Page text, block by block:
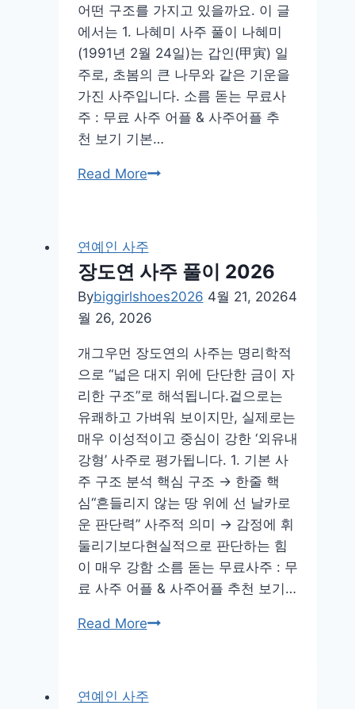
어떤 구조를 가지고 있을까요. 이 글
에서는 1. 나혜미 사주 풀이 나혜미
(1991년 2월 24일)는 갑인(甲寅) 일
주로, 초봄의 큰 나무와 같은 기운을
가진 사주입니다. 소름 돋는 무료사
주 : 무료 사주 어플 & 사주어플 추
천 보기 기본…
Read More나
사
주
풀
이
궁
합
2026
연예인 사주
장도연 사주 풀이 2026
Bybiggirlshoes2026 4월 21, 20264
월 26, 2026
개그우먼 장도연의 사주는 명리학적
으로 “넓은 대지 위에 단단한 금이 자
리한 구조”로 해석됩니다.겉으로는
유쾌하고 가벼워 보이지만, 실제로는
매우 이성적이고 중심이 강한 ‘외유내
강형’ 사주로 평가됩니다. 1. 기본 사
주 구조 분석 핵심 구조 → 한줄 핵
심“흔들리지 않는 땅 위에 선 날카로
운 판단력” 사주적 의미 → 감정에 휘
둘리기보다현실적으로 판단하는 힘
이 매우 강함 소름 돋는 무료사주 : 무
료 사주 어플 & 사주어플 추천 보기…
Read More장
연예인 사주